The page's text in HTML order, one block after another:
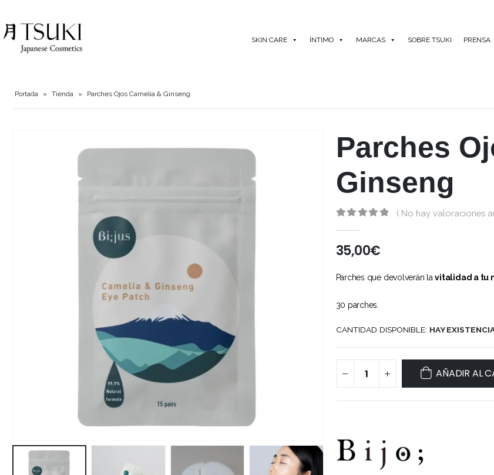
SKIN CARE ÍNTIMO MARCAS SOBRE TSUKI PRENSA
Portada » Tienda » Parches Ojos Camelia & Ginseng
Parches
Ginseng
( No hay valoraciones
35,00€
Parches que devolverán lavitalidad a tu
30 parches.
CANTIDAD DISPONIBLE: HAY
AÑADIR AL